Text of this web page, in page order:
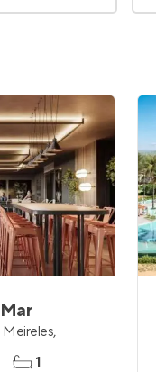
Meireles,
1